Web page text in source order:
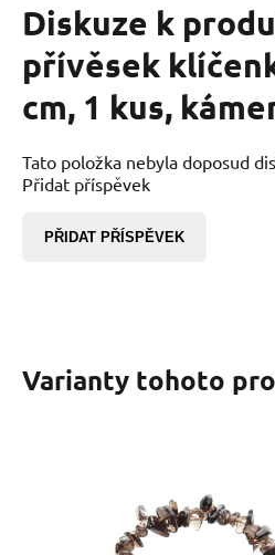
Diskuze k
přívěsek
cm, 1 kus,
Tato položka nebyla doposud
Přidat příspěvek
PŘIDAT PŘÍSPĚVEK
Varianty tohoto
Záhněda náramek
elastický sekaný
2402169
00196338
85Kč
Skladem
Je skvělým pomocníkem při